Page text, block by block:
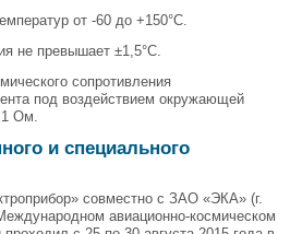
от -60 до +150°С.
не превышает ±1,5°С.
сопротивления
под воздействием окружающей
Ом.
и специального
совместно с ЗАО «ЭКА» (г.
авиационно-космическом